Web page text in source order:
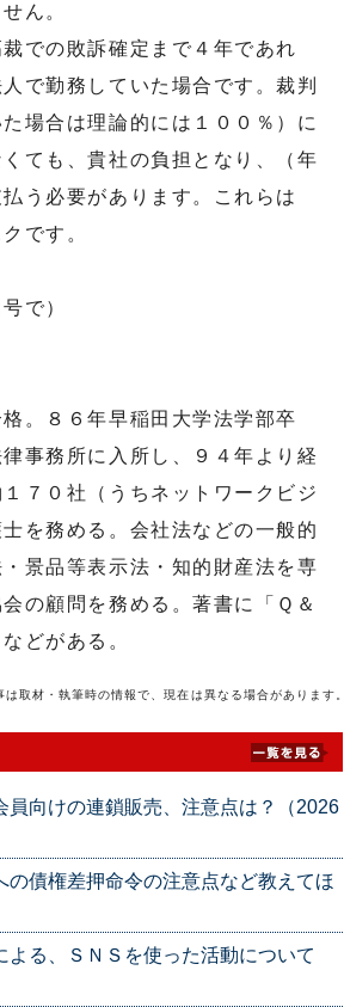
ん。
での敗訴確定まで４年であれ
で勤務していた場合です。裁判
場合は理論的には１００％）に
ても、貴社の負担となり、（年
う必要があります。これらは
です。
で）
。８６年早稲田大学法学部卒
事務所に入所し、９４年より経
７０社（うちネットワークビジ
を務める。会社法などの一般的
景品等表示法・知的財産法を専
の顧問を務める。著書に「Ｑ＆
どがある。
は取材・執筆時の情報で、現在は異なる場合があります。
向けの連鎖販売、注意点は？（2026
債権差押命令の注意点など教えてほ
る、ＳＮＳを使った活動について